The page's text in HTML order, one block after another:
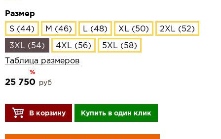
Размер
S (44)
M (46) L (48) XL (50)
2XL (52)
3XL (54)
4XL (56)
5XL (58)
Таблица размеров
%
25 750 руб
В корзину Купить в один клик